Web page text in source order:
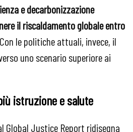
e decarbonizzazione
il riscaldamento globale entro
le politiche attuali, invece, il
uno scenario superiore ai
istruzione e salute
Global Justice Report ridisegna